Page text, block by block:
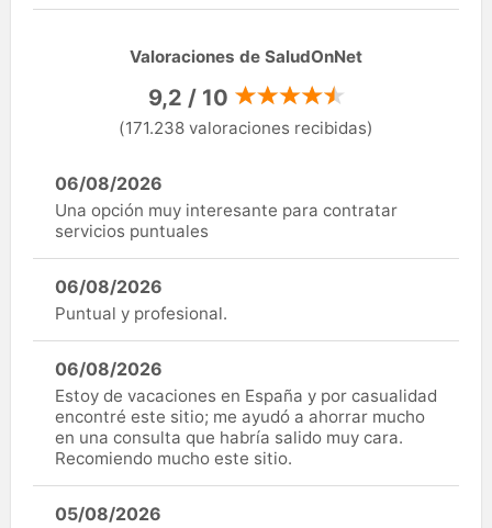
Valoraciones de SaludOnNet
9,2 / 10
(171.238 valoraciones recibidas)
06/08/2026
Una opción muy interesante para contratar
servicios puntuales
06/08/2026
Puntual y profesional.
06/08/2026
Estoy de vacaciones en España y por casualidad
encontré este sitio; me ayudó a ahorrar mucho
en una consulta que habría salido muy cara.
Recomiendo mucho este sitio.
05/08/2026